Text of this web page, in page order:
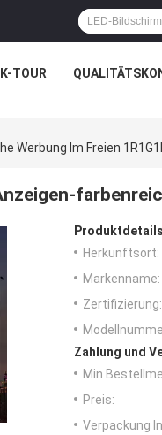
TOUR
Werbung Im Freien
Herkunftsort:
Markenname:
Zertifizierung:
Zahlung und
Min
Preis:
Verpackung